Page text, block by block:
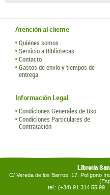
Atención al cliente
Quiénes somos
Servicio a Bibliotecas
Contacto
Gastos de envío y tiempos de
entrega
Información Legal
Condiciones Generales de Uso
Condiciones Particulares de
Contratación
Librería
C/ Vereda de los Barros, 17. Polígono
tel.: (+34) 91 314 55 99 ·